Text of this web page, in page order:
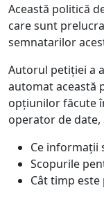
Această politică
care sunt
semnatarilor
Autorul petiției a
automat această
opțiunilor făcute
operator de date,
Ce informații
Scopurile
Cât timp